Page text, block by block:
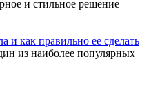
и стильное решение
и как правильно ее сделать
из наиболее популярных